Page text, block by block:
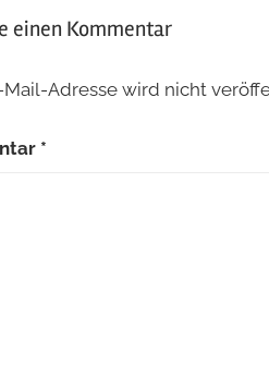
einen Kommentar
Mail-Adresse wird nicht
*